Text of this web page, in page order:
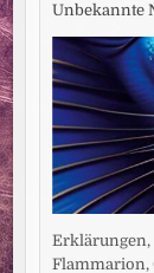
Unbekannte
Erklärungen,
Flammarion,